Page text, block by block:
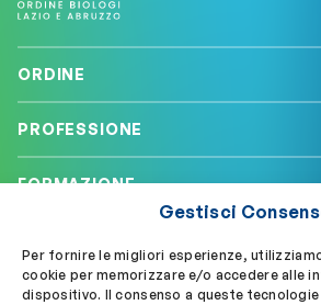
Gestisci
Per fornire le migliori esperienze,
cookie per memorizzare e/o accedere alle
dispositivo. Il consenso a queste
ORDINE
PROFESSIONE
FORMAZIONE